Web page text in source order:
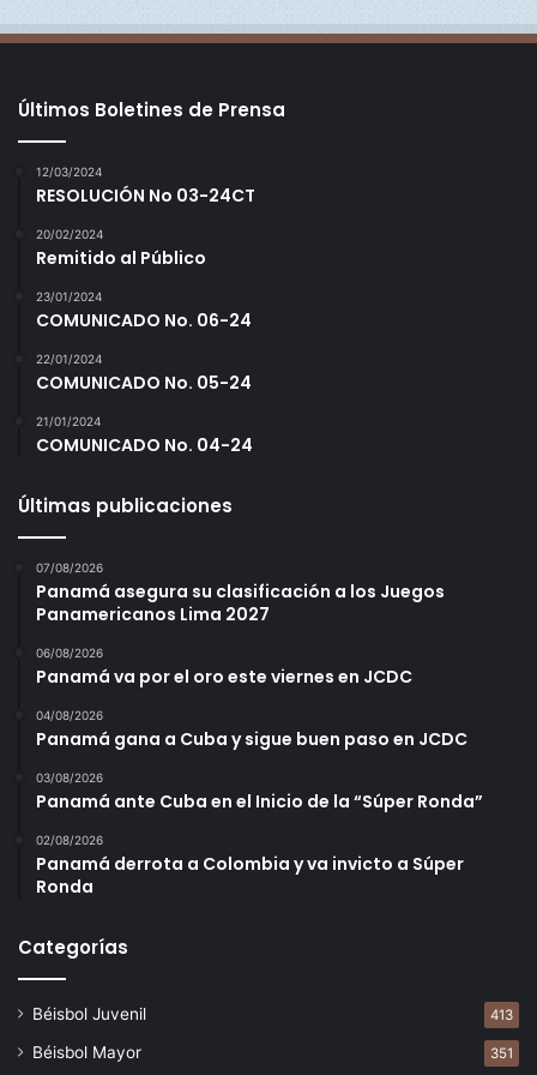
Posiciones del Juvenil.
remolcadas; Michael Mendoza, de 3-2, un doble, un triple,
2 anotadas, 2 impulsadas; Adrián Montero, de 2-2, 2
anotadas, comandaron la ofensiva de la tropa santeña.
Por su parte Roger Martínez, de 4-1, una empujada;
Hansell Pittí, de 4-3, 2 dobles, una anotada, una
remolcada; Carlos Fuentes, de 3-1, fueron los mejores por
el equipo de Occidente.
cometió 4 errores en el campo de juegos. Por su parte
imparables, no cometió errores en el terreno.
Últimos Boletines de Prensa
12/03/2024
RESOLUCIÓN No 03-24CT
20/02/2024
Remitido al Público
23/01/2024
COMUNICADO No. 06-24
22/01/2024
COMUNICADO No. 05-24
21/01/2024
COMUNICADO No. 04-24
Últimas publicaciones
07/08/2026
Panamá asegura su clasificación a los Juegos
Panamericanos Lima 2027
06/08/2026
Panamá va por el oro este viernes en JCDC
04/08/2026
Panamá gana a Cuba y sigue buen paso en JCDC
03/08/2026
Panamá ante Cuba en el Inicio de la “Súper Ronda”
02/08/2026
Panamá derrota a Colombia y va invicto a Súper
Ronda
Categorías
Béisbol Juvenil 413
Béisbol Mayor 351